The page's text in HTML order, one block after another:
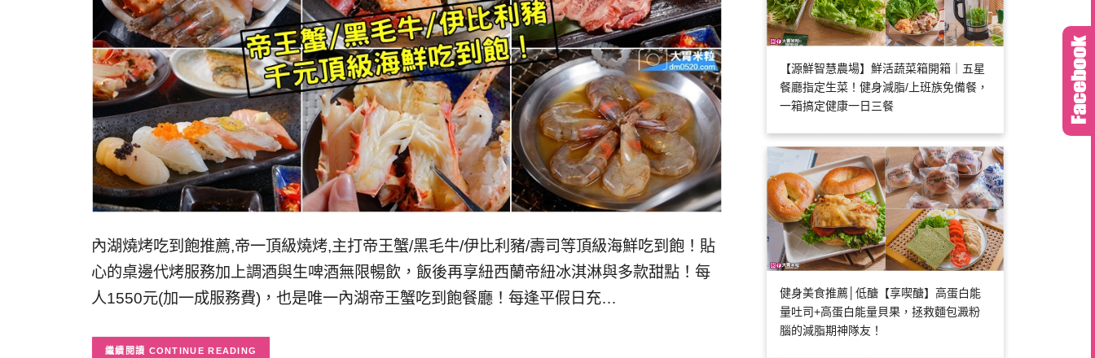
內湖燒烤吃到飽推薦,帝一頂級燒烤,主打帝王蟹/黑毛牛/伊比利豬/壽司等頂級海鮮吃到飽！貼
心的桌邊代烤服務加上調酒與生啤酒無限暢飲，飯後再享紐西蘭帝紐冰淇淋與多款甜點！每
人1550元(加一成服務費)，也是唯一內湖帝王蟹吃到飽餐廳！每逢平假日充…
CONTINUE READING
【源鮮智慧農場】鮮活蔬菜箱開箱｜五星
餐廳指定生菜！健身減脂/上班族免備餐，
一箱搞定健康一日三餐
健身美食推薦│低醣【享喫醣】高蛋白能
量吐司+高蛋白能量貝果，拯救麵包澱粉
腦的減脂期神隊友！